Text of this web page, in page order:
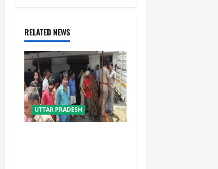
v
i
g
a
t
RELATED NEWS
UTTAR PRADESH